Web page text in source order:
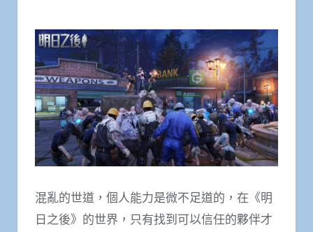
混亂的世道，個人能力是微不足道的，在《明
日之後》的世界，只有找到可以信任的夥伴才